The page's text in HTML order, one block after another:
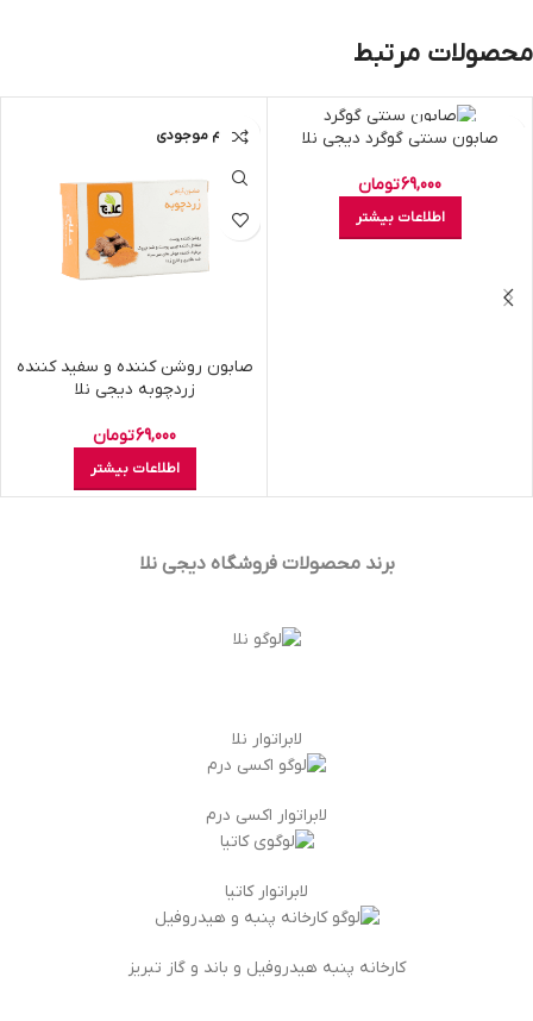
محصولات مرتبط
اتمام موجودی
صابون سنتی گوگرد دیجی نلا
69,000تومان
اطلاعات بیشتر
اتمام موجودی
صابون روشن کننده و سفید کننده
زردچوبه دیجی نلا
69,000تومان
اطلاعات بیشتر
برند محصولات فروشگاه دیجی نلا
لابراتوار نلا
لابراتوار اکسی درم
لابراتوار کاتیا
کارخانه پنبه هیدروفیل و باند و گاز تبریز